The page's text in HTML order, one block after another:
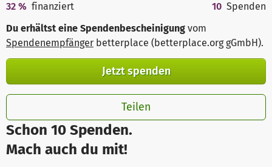
Schon 10 Spenden.
Mach auch du mit!
32 % finanziert 10 Spenden
Du erhältst eine Spendenbescheinigung vom
Spendenempfänger betterplace (betterplace.org gGmbH).
Jetzt spenden
Teilen